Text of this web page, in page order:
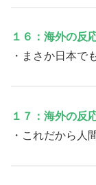
１６：海外の反
・まさか日本で
１７：海外の反
・これだから人